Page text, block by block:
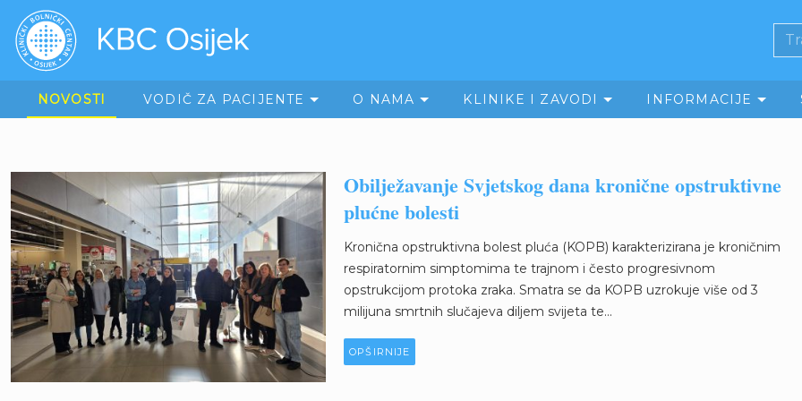
NOVOSTI VODIČ ZA PACIJENTE O NAMA KLINIKE I ZAVODI INFORMACIJE
Obilježavanje Svjetskog dana kronične opstruktivne
plućne bolesti
Kronična opstruktivna bolest pluća (KOPB) karakterizirana je kroničnim
respiratornim simptomima te trajnom i često progresivnom
opstrukcijom protoka zraka. Smatra se da KOPB uzrokuje više od 3
milijuna smrtnih slučajeva diljem svijeta te...
OPŠIRNIJE